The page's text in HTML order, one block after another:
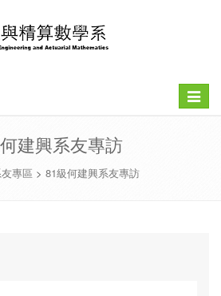
Toggle
建興系友專訪
專區 > 81級何建興系友專訪